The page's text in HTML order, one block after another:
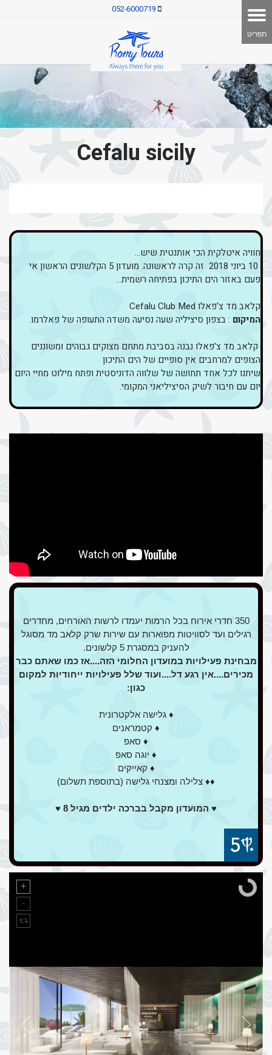
052-6000719
Cefalu sicily
חוויה איטלקית הכי אותנטית שיש...
10 ביוני 2018 זה קרה לראשונה. מועדון 5 הקלשונים הראשון אי
פעם באזור הים התיכון בפתיחה רשמית...
קלאב מד צ'פאלו Cefalu Club Med
המיקום : בצפון סיציליה שעה נסיעה משדה התעופה של פאלרמו.
קלאב מד צ'פאלו נבנה בסביבת מתחם מצוקים גבוהים ומשוננים
הצופים למרחבים אין סופיים של הים התיכון
שיתנו לכל אחד תחושה של שלווה הדוניסטית ופתח מילוט מחיי היום
יום עם חיבור לשיק הסיציליאני המקומי.
350 חדרי אירוח בכל הרמות יעמדו לרשות האורחים, מחדרים
רגילים ועד לסוויטות מפוארות עם שירות שרק קלאב מד מסוגל
להעניק במסגרת 5 קלשונים.
מבחינת פעילויות במועדון החלומי הזה....אז כמו שאתם כבר
מכירים....אין רגע דל....ועוד שלל פעילויות ייחודיות למקום
כגון:
♦ גלישה אלקטרונית
♦ קטמראנים
♦ סאפ
♦ יוגה סאפ
♦ קאייקים
♦♦ צלילה ומצנחי גלישה (בתוספת תשלום)
♥ המועדון מקבל בברכה ילדים מגיל 8 ♥